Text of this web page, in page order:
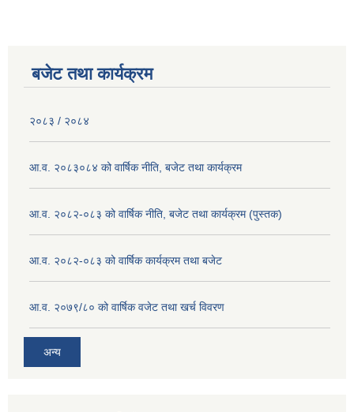
बजेट तथा कार्यक्रम
२०८३ / २०८४
आ.व. २०८३०८४ को वार्षिक नीति, बजेट तथा कार्यक्रम
आ.व. २०८२-०८३ को वार्षिक नीति, बजेट तथा कार्यक्रम (पुस्तक)
आ.व. २०८२-०८३ को वार्षिक कार्यक्रम तथा बजेट
आ.व. २०७९/८० को वार्षिक वजेट तथा खर्च विवरण
अन्य